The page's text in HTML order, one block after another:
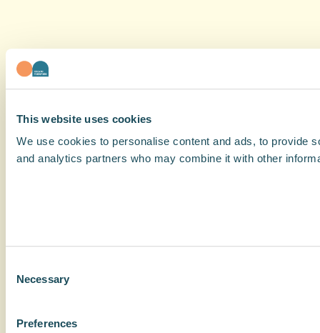
This website uses cookies
We use cookies to personalise content and ads, to provide
and analytics partners who may combine it with other
Selection
Necessary
Preferences